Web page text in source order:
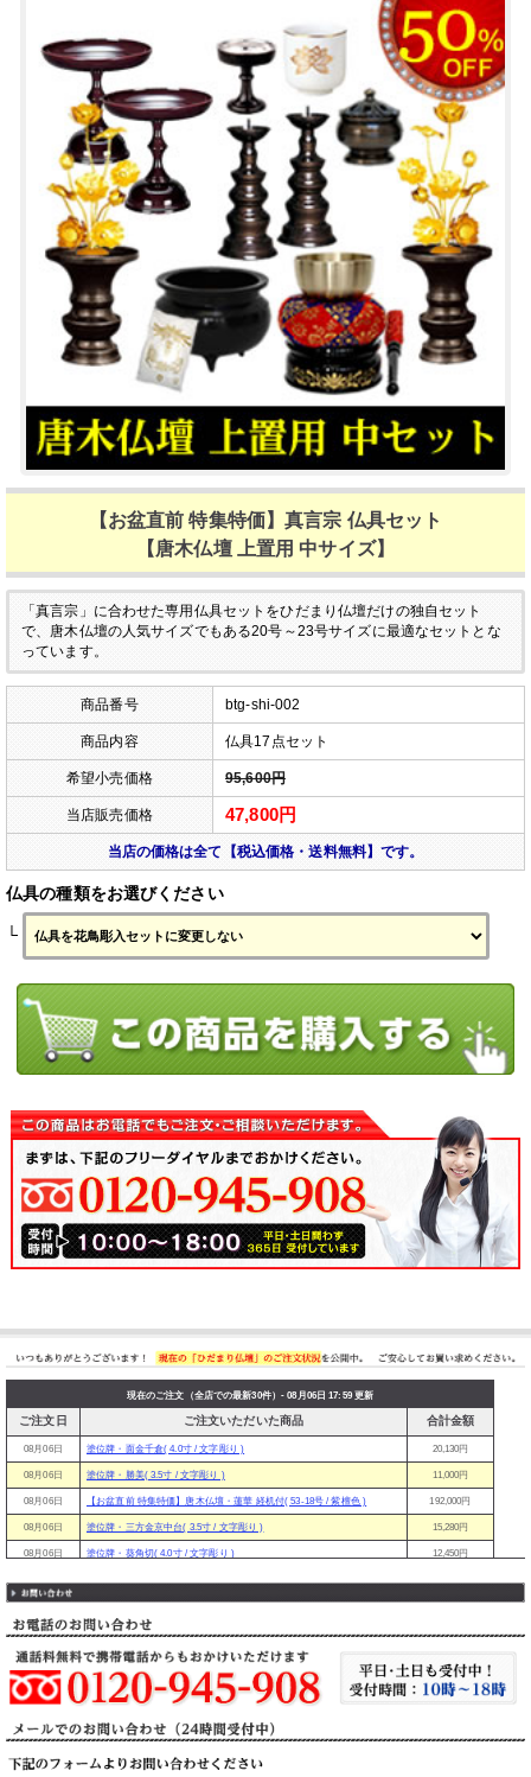
【お盆直前 特集特価】真言宗 仏具セット
【唐木仏壇 上置用 中サイズ】
「真言宗」に合わせた専用仏具セットをひだまり仏壇だけの独自セット
で、唐木仏壇の人気サイズでもある20号～23号サイズに最適なセットとな
っています。
商品番号 btg-shi-002
商品内容 仏具17点セット
希望小売価格 95,600円
当店販売価格 47,800円
当店の価格は全て【税込価格・送料無料】です。
仏具の種類をお選びください
└
現在のご注文（全店での最新30件）- 08月06日 17:59 更新
ご注文日 ご注文いただいた商品 合計金額
08月06日 塗位牌・面金千倉( 4.0寸 / 文字彫り ) 20,130円
08月06日 塗位牌・勝美( 3.5寸 / 文字彫り ) 11,000円
08月06日 【お盆直前 特集特価】唐木仏壇・蓮華 経机付( 53-18号 / 紫檀色 ) 192,000円
08月06日 塗位牌・三方金京中台( 3.5寸 / 文字彫り ) 15,280円
08月06日 塗位牌・葵角切( 4.0寸 / 文字彫り ) 12,450円
08月06日 スタンド掛け軸 真言宗( 本尊＆両脇20代 / カラー：紫檀 × あさぎ ) 23,490円
08月06日 【お盆直前特価】真言宗 仏具セット（モダン仏壇 上置用 小サイズ） 37,800円
08月06日 塗位牌・春日( 4.0寸 / 文字彫り )
08月06日 塗位牌・勝美( 3.0寸 / 文字書き ) 9,680円
08月06日 モダン仏壇・桜キューブ( カラー・ウォールナット色 ) 39,800円
08月06日 塗位牌・葵角切( 3.0寸 / 文字彫り )